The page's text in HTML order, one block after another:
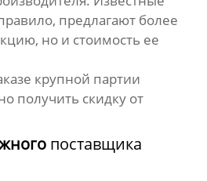
предлагают более
но и стоимость ее
крупной партии
получить скидку от
поставщика